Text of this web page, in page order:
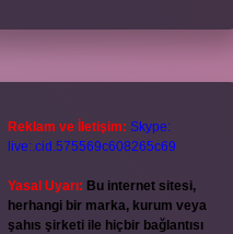
Reklam ve İletişim: Skype:
live:.cid.575569c608265c69
Yasal Uyarı: Bu internet sitesi,
herhangi bir marka, kurum veya
şahıs şirketi ile hiçbir bağlantısı